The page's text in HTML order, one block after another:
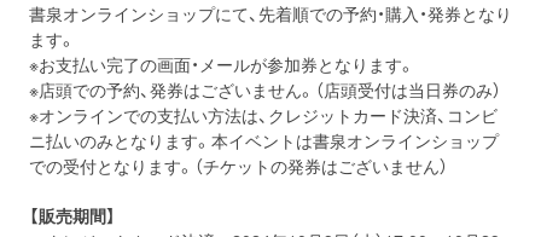
書泉オンラインショップにて、先着順での予約・購入・発券となり
ます。
※お支払い完了の画面・メールが参加券となります。
※店頭での予約、発券はございません。（店頭受付は当日券のみ）
※オンラインでの支払い方法は、クレジットカード決済、コンビ
ニ払いのみとなります。本イベントは書泉オンラインショップ
での受付となります。（チケットの発券はございません）
【販売期間】